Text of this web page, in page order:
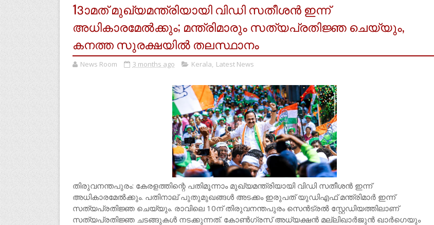
13ാമത് മുഖ്യമന്ത്രിയായി വിഡി സതീശൻ ഇന്ന്
അധികാരമേൽക്കും; മന്ത്രിമാരും സത്യപ്രതിജ്ഞ ചെയ്യും,
കനത്ത സുരക്ഷയിൽ തലസ്ഥാനം
News Room 3 months ago Kerala, Latest News
തിരുവനന്തപുരം: കേരളത്തിന്റെ പതിമൂന്നാം മുഖ്യമന്ത്രിയായി വിഡി സതീശൻ ഇന്ന്
അധികാരമേൽക്കും. പതിനാല് പുതുമുഖങ്ങൾ അടക്കം ഇരുപത് യുഡിഎഫ് മന്ത്രിമാർ ഇന്ന്
സത്യപ്രതിജ്ഞ ചെയ്യും. രാവിലെ 10ന് തിരുവനന്തപുരം സെൻട്രൽ സ്റ്റേഡിയത്തിലാണ്
സത്യപ്രതിജ്ഞ ചടങ്ങുകൾ നടക്കുന്നത്. കോൺ​ഗ്രസ് അധ്യക്ഷൻ മല്ലിഖാർജുൻ ഖാർ​ഗെയും